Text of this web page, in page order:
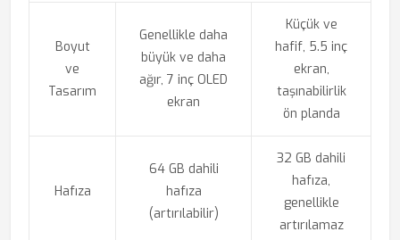
Boyut
ve
Tasarım
Genellikle daha
büyük ve daha
ağır, 7 inç OLED
ekran
Küçük ve
hafif, 5.5 inç
ekran,
taşınabilirlik
ön planda
Hafıza
64 GB dahili
hafıza
(artırılabilir)
32 GB dahili
hafıza,
genellikle
artırılamaz